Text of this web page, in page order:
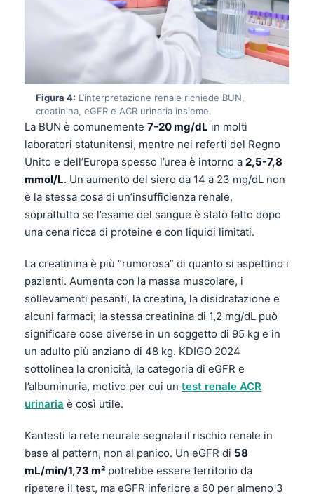
Figura 4: L’interpretazione renale richiede BUN,
creatinina, eGFR e ACR urinaria insieme.
La BUN è comunemente 7-20 mg/dL in molti
laboratori statunitensi, mentre nei referti del Regno
Unito e dell’Europa spesso l’urea è intorno a 2,5-7,8
mmol/L. Un aumento del siero da 14 a 23 mg/dL non
è la stessa cosa di un’insufficienza renale,
soprattutto se l’esame del sangue è stato fatto dopo
una cena ricca di proteine e con liquidi limitati.
La creatinina è più “rumorosa” di quanto si aspettino i
pazienti. Aumenta con la massa muscolare, i
sollevamenti pesanti, la creatina, la disidratazione e
alcuni farmaci; la stessa creatinina di 1,2 mg/dL può
significare cose diverse in un soggetto di 95 kg e in
un adulto più anziano di 48 kg. KDIGO 2024
sottolinea la cronicità, la categoria di eGFR e
l’albuminuria, motivo per cui un test renale ACR
urinaria è così utile.
Kantesti la rete neurale segnala il rischio renale in
base al pattern, non al panico. Un eGFR di 58
mL/min/1,73 m² potrebbe essere territorio da
ripetere il test, ma eGFR inferiore a 60 per almeno 3